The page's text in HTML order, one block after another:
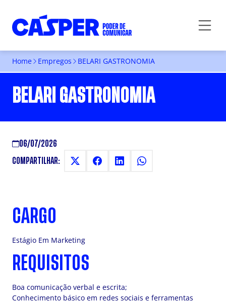
Home Empregos BELARI GASTRONOMIA
BELARI GASTRONOMIA
06/07/2026
COMPARTILHAR:
CARGO
Estágio Em Marketing
REQUISITOS
Boa comunicação verbal e escrita;
Conhecimento básico em redes sociais e ferramentas